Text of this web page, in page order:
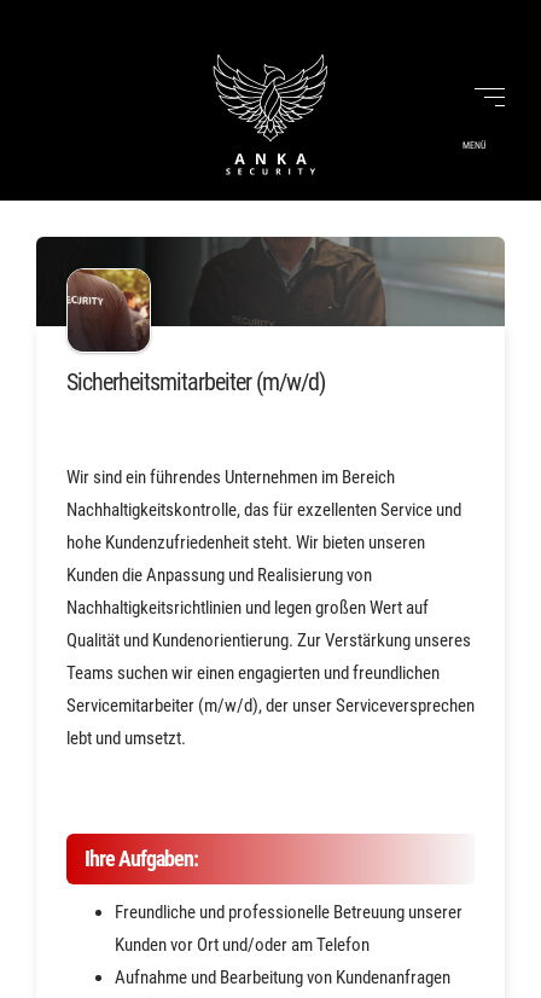
MENÜ
Sicherheitsmitarbeiter (m/w/d)
Wir sind ein führendes Unternehmen im Bereich
Nachhaltigkeitskontrolle, das für exzellenten Service und
hohe Kundenzufriedenheit steht. Wir bieten unseren
Kunden die Anpassung und Realisierung von
Nachhaltigkeitsrichtlinien und legen großen Wert auf
Qualität und Kundenorientierung. Zur Verstärkung unseres
Teams suchen wir einen engagierten und freundlichen
Servicemitarbeiter (m/w/d), der unser Serviceversprechen
lebt und umsetzt.
Ihre Aufgaben:
Freundliche und professionelle Betreuung unserer
Kunden vor Ort und/oder am Telefon
Aufnahme und Bearbeitung von Kundenanfragen